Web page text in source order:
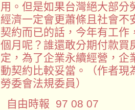
用。但是如果台灣絕大部分
經濟一定會更蕭條且社會不
契約而已的話，今年有工作
個月呢？誰還敢分期付款買
定，為了企業永續經營，企
動契約比較妥當。（作者現
勞委會法規委員）
自由時報 97 08 07